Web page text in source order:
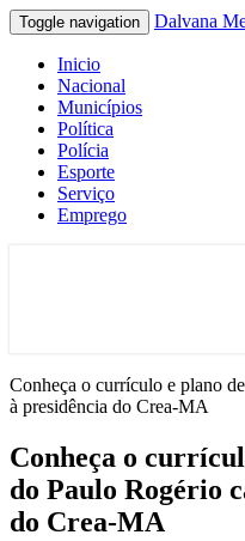
Toggle navigation Dalvana
Inicio
Nacional
Municípios
Política
Polícia
Esporte
Serviço
Emprego
Conheça o currículo e plano
à presidência do Crea-MA
Conheça o
do Paulo Rogério
do Crea-MA